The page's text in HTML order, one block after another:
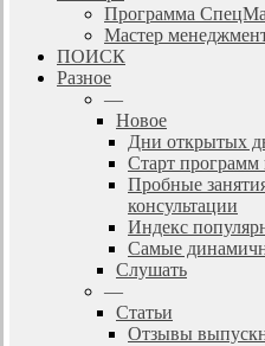
Программа
Мастер
ПОИСК
Разное
—
Новое
Дни открытых
Старт программ
Пробные
консультации
Индекс
Самые
Слушать
—
Статьи
Отзывы